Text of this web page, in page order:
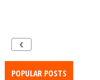
‹
POPULAR POSTS